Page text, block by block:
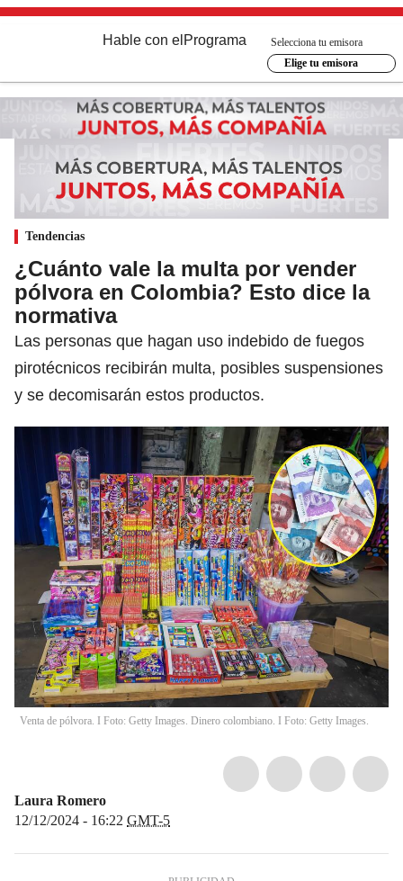
Hable con el Programa
Selecciona tu emisora
Elige tu emisora
Tendencias
¿Cuánto vale la multa por vender
pólvora en Colombia? Esto dice la
normativa
Las personas que hagan uso indebido de fuegos
pirotécnicos recibirán multa, posibles suspensiones
y se decomisarán estos productos.
Venta de pólvora. I Foto: Getty Images. Dinero colombiano. I Foto: Getty Images.
Laura Romero
12/12/2024 - 16:22 GMT-5